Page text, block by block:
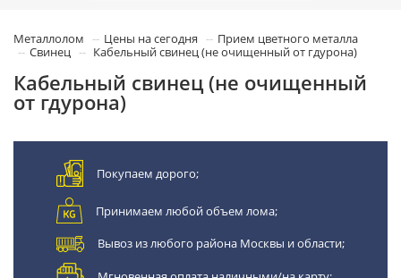
Металлолом Цены на сегодня
Прием цветного металла
Свинец
Кабельный свинец (не очищенный от гдурона)
Кабельный свинец (не очищенный
от гдурона)
Покупаем дорого;
Принимаем любой объем лома;
Вывоз из любого района Москвы и области;